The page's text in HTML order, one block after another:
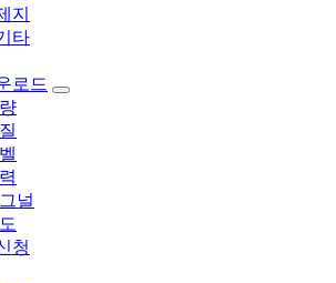
지
타
로드
널
청